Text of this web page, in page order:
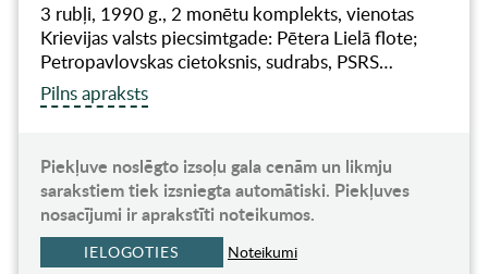
3 rubļi, 1990 g., 2 monētu komplekts, vienotas
Krievijas valsts piecsimtgade: Pētera Lielā flote;
Petropavlovskas cietoksnis, sudrabs, PSRS…
Pilns apraksts
Piekļuve noslēgto izsoļu gala cenām un likmju
sarakstiem tiek izsniegta automātiski. Piekļuves
nosacījumi ir aprakstīti noteikumos.
IELOGOTIES Noteikumi